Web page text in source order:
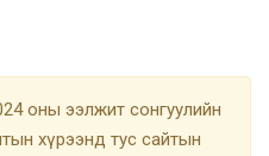
оны ээлжит сонгуулийн
хүрээнд тус сайтын